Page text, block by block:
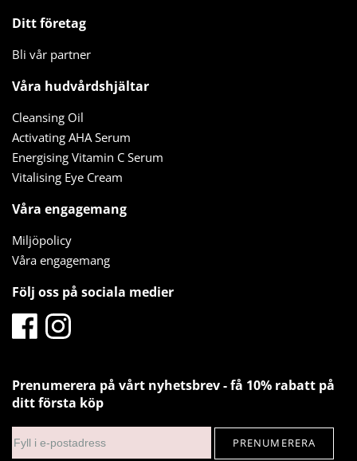
Ditt företag
Bli vår partner
Våra hudvårdshjältar
Cleansing Oil
Activating AHA Serum
Energising Vitamin C Serum
Vitalising Eye Cream
Våra engagemang
Miljöpolicy
Våra engagemang
Följ oss på sociala medier
Prenumerera på vårt nyhetsbrev - få 10% rabatt på
ditt första köp